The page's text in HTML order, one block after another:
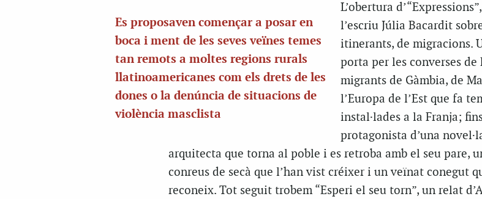
Es proposaven començar a posar en
boca i ment de les seves veïnes temes
tan remots a moltes regions rurals
llatinoamericanes com els drets de les
dones o la denúncia de situacions de
violència masclista
L’obertura
l’escriu Júlia Bacardit
itinerants, de migracions.
porta per les converses de
migrants de Gàmbia, de
l’Europa de l’Est que fa
instal·lades a la Franja;
protagonista d’una
arquitecta que torna al poble i es retroba amb el seu pare,
conreus de secà que l’han vist créixer i un veïnat conegut
reconeix. Tot seguit trobem “Esperi el seu torn”, un relat